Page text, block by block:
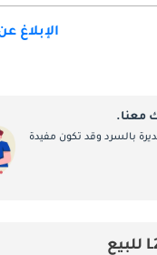
الإبلاغ
معنا.
بالسرد وقد تكون مفيدة